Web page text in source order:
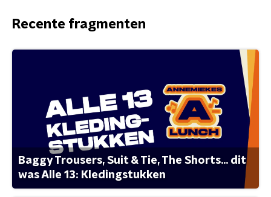
Recente fragmenten
Baggy Trousers, Suit & Tie, The Shorts... dit
was Alle 13: Kledingstukken